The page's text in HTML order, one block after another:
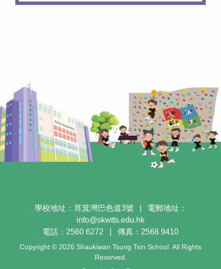
學校地址：筲箕灣巴色道3號
電郵地址：
info@skwtts.edu.hk
電話：2560 6272
傳真：2568 9410
Copyright © 2026 Shaukiwan Tsung Tsin School. All Rights
Reserved.